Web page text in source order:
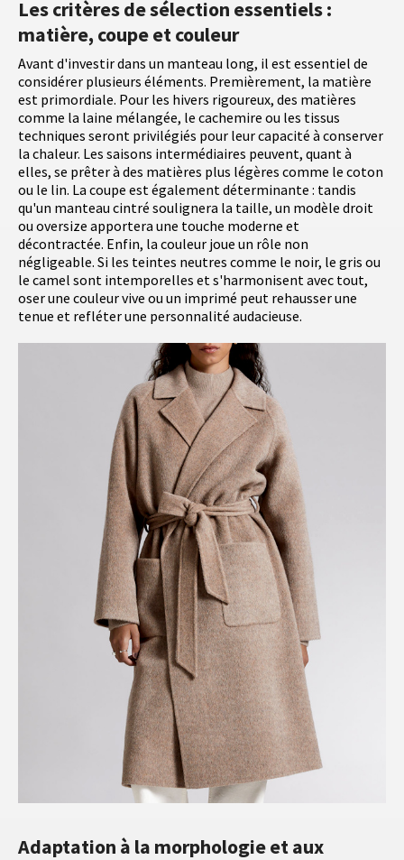
Les critères de sélection essentiels :
matière, coupe et couleur
Avant d'investir dans un manteau long, il est essentiel de
considérer plusieurs éléments. Premièrement, la matière
est primordiale. Pour les hivers rigoureux, des matières
comme la laine mélangée, le cachemire ou les tissus
techniques seront privilégiés pour leur capacité à conserver
la chaleur. Les saisons intermédiaires peuvent, quant à
elles, se prêter à des matières plus légères comme le coton
ou le lin. La coupe est également déterminante : tandis
qu'un manteau cintré soulignera la taille, un modèle droit
ou oversize apportera une touche moderne et
décontractée. Enfin, la couleur joue un rôle non
négligeable. Si les teintes neutres comme le noir, le gris ou
le camel sont intemporelles et s'harmonisent avec tout,
oser une couleur vive ou un imprimé peut rehausser une
tenue et refléter une personnalité audacieuse.
Adaptation à la morphologie et aux